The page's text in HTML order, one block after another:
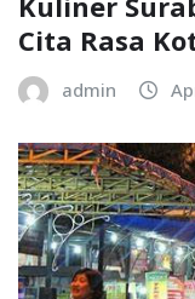
Cita Rasa
admin